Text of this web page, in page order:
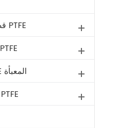
قضبان/قضبان PTFE
منتجات ختم PTFE
منتجات PTFE المعبأة
لوحة منزلقة PTFE